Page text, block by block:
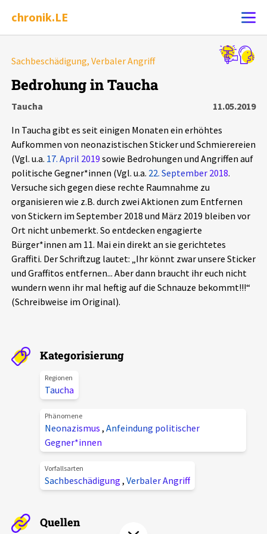
chronik.LE
Ereignis melden
Chronik
Dossiers
Leipziger Zustände
Schlaglichter
Phänomene
Aktuelles
Pressemitteilungen
Podcasts
Projektbeschreibung
Kontakt
Unterstützer_innen
Spenden
chronik.LE in der Presse
Sachbeschädigung, Verbaler Angriff
Bedrohung in Taucha
Taucha
11.05.2019
In Taucha gibt es seit einigen Monaten ein erhöhtes
Aufkommen von neonazistischen Sticker und Schmierereien
(Vgl. u.a. 17. April 2019 sowie Bedrohungen und Angriffen auf
politische Gegner*innen (Vgl. u.a. 22. September 2018.
Versuche sich gegen diese rechte Raumnahme zu
organisieren wie z.B. durch zwei Aktionen zum Entfernen
von Stickern im September 2018 und März 2019 bleiben vor
Ort nicht unbemerkt. So entdecken engagierte
Bürger*innen am 11. Mai ein direkt an sie gerichtetes
Graffiti. Der Schriftzug lautet: „Ihr könnt zwar unsere Sticker
und Graffitos entfernen... Aber dann braucht ihr euch nicht
wundern wenn ihr mal heftig auf die Schnauze bekommt!!!“
(Schreibweise im Original).
Kategorisierung
Regionen
Taucha
Phänomene
Neonazismus , Anfeindung politischer
Gegner*innen
Vorfallsarten
Sachbeschädigung , Verbaler Angriff
Quellen
Alle Ereignisse
Ereignisse
Ereignisse
Exportieren Filter Erklärungen